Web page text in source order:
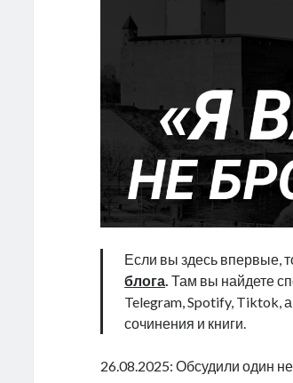
Если вы здесь впервые,
блога. Там вы найдете
Telegram, Spotify, Tiktok,
сочинения и книги.
26.08.2025: Обсудили один